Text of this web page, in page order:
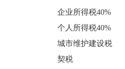
企业所得税40%
个人所得税40%
城市维护建设税
契税